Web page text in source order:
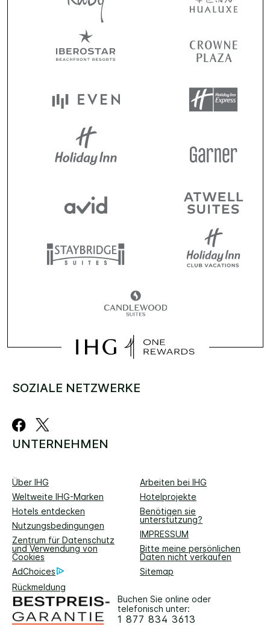
SOZIALE NETZWERKE
UNTERNEHMEN
Über IHG
Arbeiten bei IHG
Weltweite IHG-Marken
Hotelprojekte
Hotels entdecken
Benötigen sie
unterstützung?
Nutzungsbedingungen
IMPRESSUM
Zentrum für Datenschutz
und Verwendung von
Cookies
Bitte meine persönlichen
Daten nicht verkaufen
AdChoices
Sitemap
Rückmeldung
Buchen Sie online oder
telefonisch unter:
1 877 834 3613